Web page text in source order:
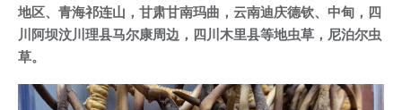
地区、青海祁连山，甘肃甘南玛曲，云南迪庆德钦、中甸，四
川阿坝汶川理县马尔康周边，四川木里县等地虫草，尼泊尔虫
草。